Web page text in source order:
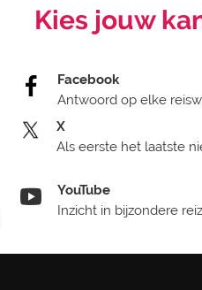
Kies jouw
Facebook
Antwoord op elke
X
Als eerste het laatste
YouTube
Inzicht in bijzondere